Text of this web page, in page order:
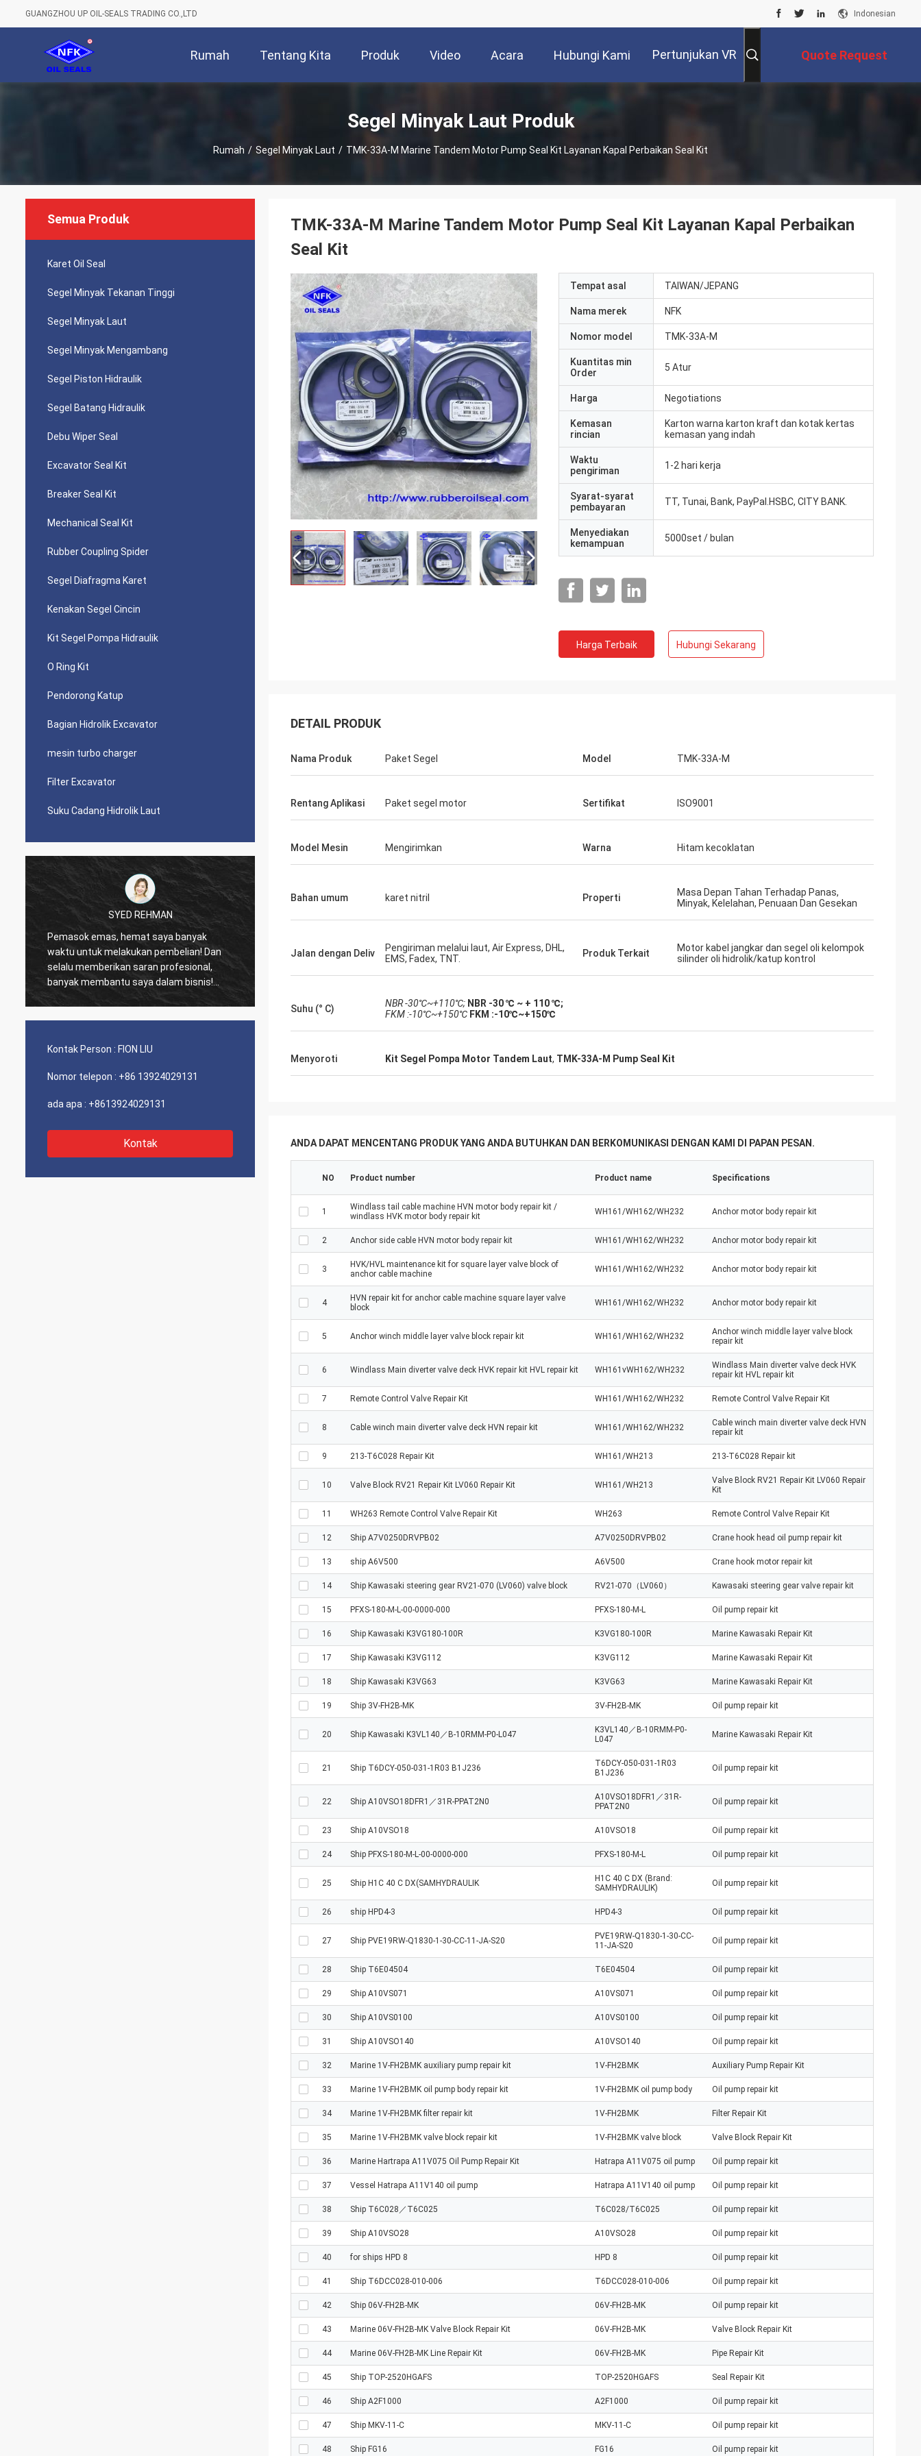
GUANGZHOU UP OIL-SEALS TRADING CO.,LTD Indonesian
Rumah Tentang Kita Produk Video Acara Hubungi Kami Pertunjukan VR Quote Request
Segel Minyak Laut Produk
Rumah / Segel Minyak Laut / TMK-33A-M Marine Tandem Motor Pump Seal Kit Layanan Kapal Perbaikan Seal Kit
Semua Produk
Karet Oil Seal
Segel Minyak Tekanan Tinggi
Segel Minyak Laut
Segel Minyak Mengambang
Segel Piston Hidraulik
Segel Batang Hidraulik
Debu Wiper Seal
Excavator Seal Kit
Breaker Seal Kit
Mechanical Seal Kit
Rubber Coupling Spider
Segel Diafragma Karet
Kenakan Segel Cincin
Kit Segel Pompa Hidraulik
O Ring Kit
Pendorong Katup
Bagian Hidrolik Excavator
mesin turbo charger
Filter Excavator
Suku Cadang Hidrolik Laut
SYED REHMAN
Pemasok emas, hemat saya banyak
waktu untuk melakukan pembelian! Dan
selalu memberikan saran profesional,
banyak membantu saya dalam bisnis!
Terima kasih! Semuanya dalam urutan
berkualitas tinggi dan akan menghubungi
Banyak
biasa, Produk agensi adalah 100% asli,
sarankan Layak 5 bintang!
memberikan saran profesional, barang
Kontak Person : FION LIU
Nomor telepon : +86 13924029131
ada apa : +8613924029131
Kontak
TMK-33A-M Marine Tandem Motor Pump Seal Kit Layanan Kapal Perbaikan
Seal Kit
Tempat asal TAIWAN/JEPANG
Nama merek NFK
Nomor model TMK-33A-M
Kuantitas min
Order
5 Atur
Harga Negotiations
Kemasan
rincian
Karton warna karton kraft dan kotak kertas
kemasan yang indah
Waktu
pengiriman
1-2 hari kerja
Syarat-syarat
pembayaran
TT, Tunai, Bank, PayPal.HSBC, CITY BANK.
Menyediakan
kemampuan
5000set / bulan
Harga Terbaik Hubungi Sekarang
DETAIL PRODUK
Nama Produk Paket Segel Model TMK-33A-M
Rentang Aplikasi Paket segel motor Sertifikat ISO9001
Model Mesin Mengirimkan Warna Hitam kecoklatan
Bahan umum karet nitril Properti
Masa Depan Tahan Terhadap Panas,
Minyak, Kelelahan, Penuaan Dan Gesekan
Jalan dengan Deliv
Pengiriman melalui laut, Air Express, DHL,
EMS, Fadex, TNT.
Produk Terkait
Motor kabel jangkar dan segel oli kelompok
silinder oli hidrolik/katup kontrol
Suhu (° C) NBR -30℃~+110℃; NBR -30 ℃ ~ + 110 ℃;
FKM :-10℃~+150℃ FKM :-10℃~+150℃
Menyoroti Kit Segel Pompa Motor Tandem Laut, TMK-33A-M Pump Seal Kit
ANDA DAPAT MENCENTANG PRODUK YANG ANDA BUTUHKAN DAN BERKOMUNIKASI DENGAN KAMI DI PAPAN PESAN.
NO Product number Product name Specifications
1
Windlass tail cable machine HVN motor body repair kit /
windlass HVK motor body repair kit
WH161/WH162/WH232 Anchor motor body repair kit
2 Anchor side cable HVN motor body repair kit WH161/WH162/WH232 Anchor motor body repair kit
3
HVK/HVL maintenance kit for square layer valve block of
anchor cable machine
WH161/WH162/WH232 Anchor motor body repair kit
4
HVN repair kit for anchor cable machine square layer valve
block
WH161/WH162/WH232 Anchor motor body repair kit
5 Anchor winch middle layer valve block repair kit WH161/WH162/WH232
Anchor winch middle layer valve block
repair kit
6 Windlass Main diverter valve deck HVK repair kit HVL repair kit WH161vWH162/WH232
Windlass Main diverter valve deck HVK
repair kit HVL repair kit
7 Remote Control Valve Repair Kit WH161/WH162/WH232 Remote Control Valve Repair Kit
8 Cable winch main diverter valve deck HVN repair kit WH161/WH162/WH232
Cable winch main diverter valve deck HVN
repair kit
9 213-T6C028 Repair Kit WH161/WH213 213-T6C028 Repair kit
10 Valve Block RV21 Repair Kit LV060 Repair Kit WH161/WH213
Valve Block RV21 Repair Kit LV060 Repair
Kit
11 WH263 Remote Control Valve Repair Kit WH263 Remote Control Valve Repair Kit
12 Ship A7V0250DRVPB02 A7V0250DRVPB02 Crane hook head oil pump repair kit
13 ship A6V500 A6V500 Crane hook motor repair kit
14 Ship Kawasaki steering gear RV21-070 (LV060) valve block RV21-070（LV060） Kawasaki steering gear valve repair kit
15 PFXS-180-M-L-00-0000-000 PFXS-180-M-L Oil pump repair kit
16 Ship Kawasaki K3VG180-100R K3VG180-100R Marine Kawasaki Repair Kit
17 Ship Kawasaki K3VG112 K3VG112 Marine Kawasaki Repair Kit
18 Ship Kawasaki K3VG63 K3VG63 Marine Kawasaki Repair Kit
19 Ship 3V-FH2B-MK 3V-FH2B-MK Oil pump repair kit
20 Ship Kawasaki K3VL140／B-10RMM-P0-L047
K3VL140／B-10RMM-P0-
L047
Marine Kawasaki Repair Kit
21 Ship T6DCY-050-031-1R03 B1J236
T6DCY-050-031-1R03
B1J236
Oil pump repair kit
22 Ship A10VSO18DFR1／31R-PPAT2N0
A10VSO18DFR1／31R-
PPAT2N0
Oil pump repair kit
23 Ship A10VSO18 A10VSO18 Oil pump repair kit
24 Ship PFXS-180-M-L-00-0000-000 PFXS-180-M-L Oil pump repair kit
25 Ship H1C 40 C DX(SAMHYDRAULIK
H1C 40 C DX (Brand:
SAMHYDRAULIK)
Oil pump repair kit
26 ship HPD4-3 HPD4-3 Oil pump repair kit
27 Ship PVE19RW-Q1830-1-30-CC-11-JA-S20
PVE19RW-Q1830-1-30-CC-
11-JA-S20
Oil pump repair kit
28 Ship T6E04504 T6E04504 Oil pump repair kit
29 Ship A10VS071 A10VS071 Oil pump repair kit
30 Ship A10VS0100 A10VS0100 Oil pump repair kit
31 Ship A10VSO140 A10VSO140 Oil pump repair kit
32 Marine 1V-FH2BMK auxiliary pump repair kit 1V-FH2BMK Auxiliary Pump Repair Kit
33 Marine 1V-FH2BMK oil pump body repair kit 1V-FH2BMK oil pump body Oil pump repair kit
34 Marine 1V-FH2BMK filter repair kit 1V-FH2BMK Filter Repair Kit
35 Marine 1V-FH2BMK valve block repair kit 1V-FH2BMK valve block Valve Block Repair Kit
36 Marine Hartrapa A11V075 Oil Pump Repair Kit Hatrapa A11V075 oil pump Oil pump repair kit
37 Vessel Hatrapa A11V140 oil pump Hatrapa A11V140 oil pump Oil pump repair kit
38 Ship T6C028／T6C025 T6C028/T6C025 Oil pump repair kit
39 Ship A10VSO28 A10VSO28 Oil pump repair kit
40 for ships HPD 8 HPD 8 Oil pump repair kit
41 Ship T6DCC028-010-006 T6DCC028-010-006 Oil pump repair kit
42 Ship 06V-FH2B-MK 06V-FH2B-MK Oil pump repair kit
43 Marine 06V-FH2B-MK Valve Block Repair Kit 06V-FH2B-MK Valve Block Repair Kit
44 Marine 06V-FH2B-MK Line Repair Kit 06V-FH2B-MK Pipe Repair Kit
45 Ship TOP-2520HGAFS TOP-2520HGAFS Seal Repair Kit
46 Ship A2F1000 A2F1000 Oil pump repair kit
47 Ship MKV-11-C MKV-11-C Oil pump repair kit
48 Ship FG16 FG16 Oil pump repair kit